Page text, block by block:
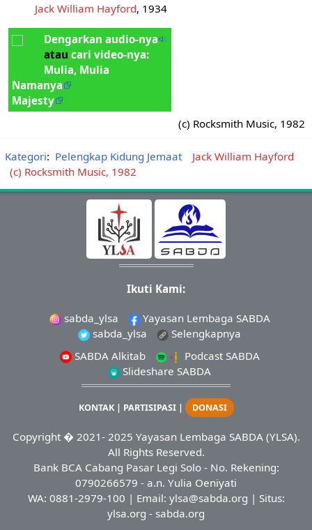
Jack William Hayford, 1934
Dengarkan audio-nya
ataucari video-nya:
Mulia, Mulia
Namanya
Majesty
(c) Rocksmith Music, 1982
Kategori: Pelengkap Kidung Jemaat
Jack William Hayford
(c) Rocksmith Music, 1982
Ikuti Kami:
sabda_ylsa
Yayasan Lembaga SABDA
sabda_ylsa
Selengkapnya
SABDA Alkitab
Podcast SABDA
Slideshare SABDA
KONTAK| PARTISIPASI| DONASI
Copyright� 2021- 2025 Yayasan Lembaga SABDA (YLSA).
All Rights Reserved.
Bank BCA Cabang Pasar Legi Solo - No. Rekening:
0790266579 - a.n. Yulia Oeniyati
WA: 0881-2979-100 | Email: ylsa@sabda.org | Situs:
ylsa.org - sabda.org